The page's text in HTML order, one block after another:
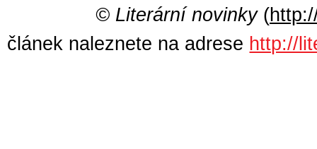
© Literární novinky(
článek naleznete na adrese http://